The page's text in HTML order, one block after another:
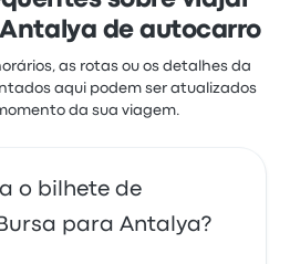
de autocarro
as rotas ou os detalhes da
aqui podem ser atualizados
da sua viagem.
o bilhete de
para Antalya?